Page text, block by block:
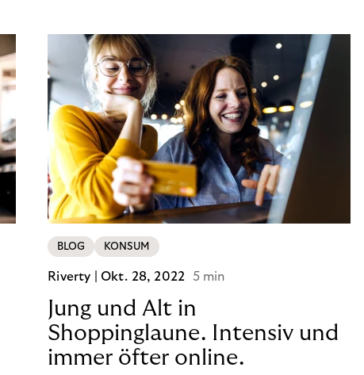
value. You might be thinking, “Kerching!”. But this is
really an unwanted side effect – one which more
and more companies are taking technical steps to
tackle.
BLOG KONSUM
Riverty | Okt. 28, 2022 5 min
Jung und Alt in
Shoppinglaune. Intensiv und
immer öfter online.